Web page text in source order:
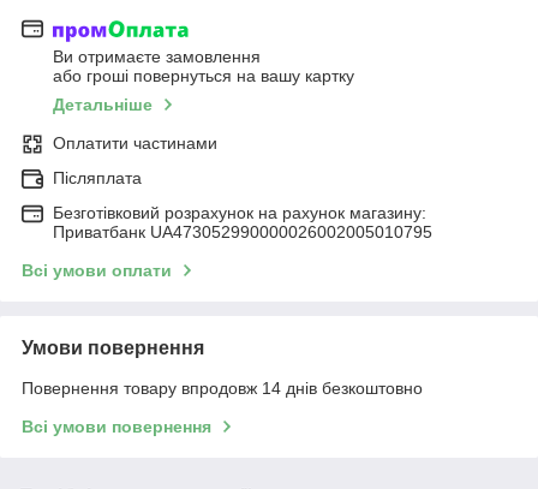
Ви отримаєте замовлення
або гроші повернуться на вашу картку
Детальніше
Оплатити частинами
Післяплата
Безготівковий розрахунок на рахунок магазину:
Приватбанк UA473052990000026002005010795
Всі умови оплати
Умови повернення
Повернення товару впродовж 14 днів безкоштовно
Всі умови повернення